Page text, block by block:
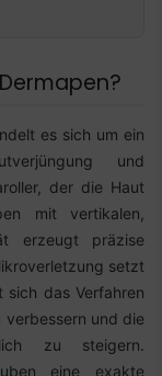
es sich um ein
und
der die Haut
mit vertikalen,
erzeugt präzise
setzt
sich das Verfahren
und die
zu steigern.
eine exakte